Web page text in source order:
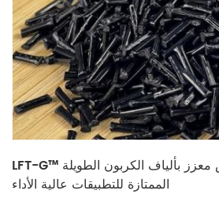
LFT-G™ بولي بروبيلين متجانس معزز بألياف الكربون الطويلة
الممتازة للتطبيقات عالية الأداء